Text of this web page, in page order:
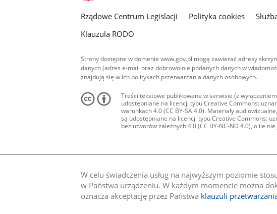
W celu świadczenia usług na najwyższym poziomie
w Państwa urządzeniu. W każdym momencie można
oznacza akceptację przez Państwa klauzuli
Rządowe Centrum Legislacji Polityka cookies
Klauzula RODO
Strony dostępne w domenie www.gov.pl mogą zawierać adresy
danych (adres e-mail oraz dobrowolnie podanych danych w
znajdują się w ich politykach przetwarzania danych osobowych.
Treści tekstowe publikowane w serwisie (z
udostępniane na licencji typu Creative Commons:
warunkach 4.0 (CC BY-SA 4.0). Materiały
są udostępniane na licencji typu Creative Commons:
bez utworów zależnych 4.0 (CC BY-NC-ND 4.0), o ile